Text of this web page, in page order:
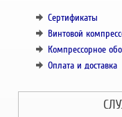
Сертификаты
Винтовой
Компрессорное
Оплата и доставка